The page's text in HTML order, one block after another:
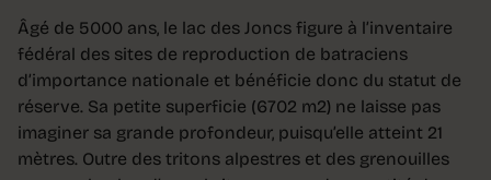
Âgé de 5000 ans, le lac des Joncs figure à l’inventaire
fédéral des sites de reproduction de batraciens
d’importance nationale et bénéficie donc du statut de
réserve. Sa petite superficie (6702 m2) ne laisse pas
imaginer sa grande profondeur, puisqu’elle atteint 21
mètres. Outre des tritons alpestres et des grenouilles